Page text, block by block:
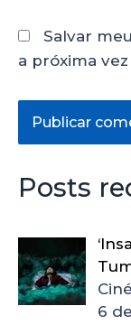
Salvar
a próxima
Posts
6